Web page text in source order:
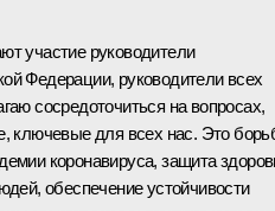
участие руководители
Федерации, руководители всех
сосредоточиться на вопросах,
ключевые для всех нас. Это
коронавируса, защита
обеспечение устойчивости